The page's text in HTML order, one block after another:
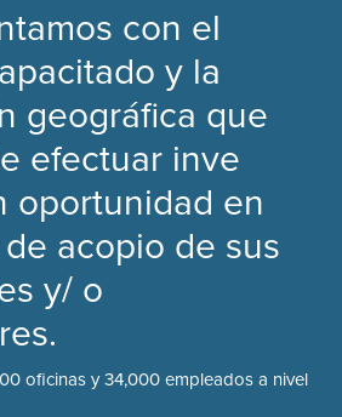
con el
y la
geográfica que
efectuar inve
oportunidad en
acopio de sus
y/ o
oficinas y 34,000 empleados a nivel